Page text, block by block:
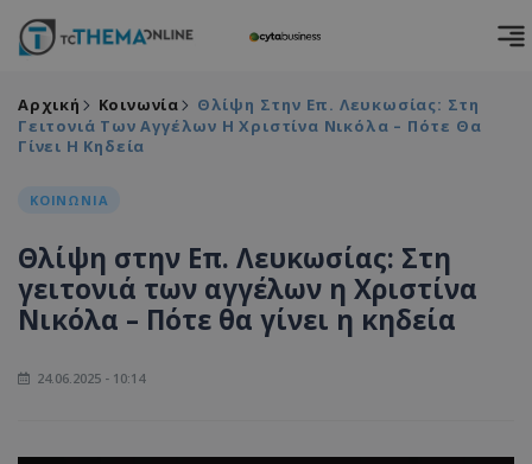
Αρχική Κοινωνία
Θλίψη Στην Επ. Λευκωσίας: Στη
Γειτονιά Των Αγγέλων Η Χριστίνα Νικόλα – Πότε Θα
Γίνει Η Κηδεία
ΚΟΙΝΩΝΙΑ
Θλίψη στην Επ. Λευκωσίας: Στη
γειτονιά των αγγέλων η Χριστίνα
Νικόλα – Πότε θα γίνει η κηδεία
24.06.2025 - 10:14